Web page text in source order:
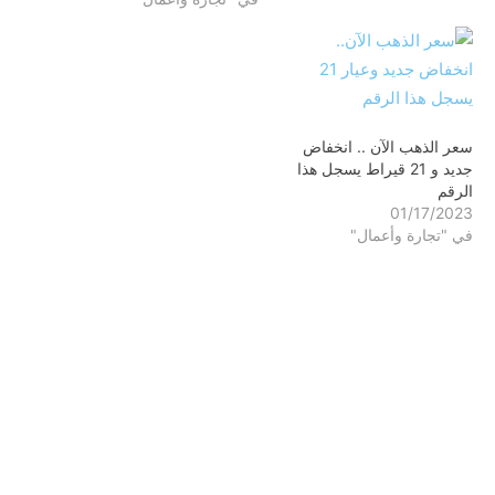
سعر الذهب الآن .. انخفاض
جديد و 21 قيراط يسجل هذا
الرقم
01/17/2023
في "تجارة وأعمال"